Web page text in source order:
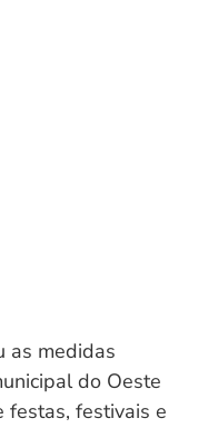
as medidas
do Oeste
festas, festivais e